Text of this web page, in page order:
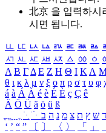
北京 을 입력하시
시면 됩니다.
ㅥ ㅦ ㅧ ㅨ ㅩ ㅪ ㅫ ㅬ
ㅺ ㅻ ㅼ ㅽ ㅾ ㅿ ㆀ ㆁ
Α Β ΓΔ Ε Ζ Η Θ Ι ΚΛ
θ ι κ λ μ ν ξ ο π ρ σ τ υ φ
á à Á À é è É È ç Ç ê
Ä Ö Ü ä ö ü ß
ִֶֹ ֻּ ׁׂ ד ש ץ ת צ מ נ ה ב
‘ ’ “ ” 〔 〕 〈 〉 「 」